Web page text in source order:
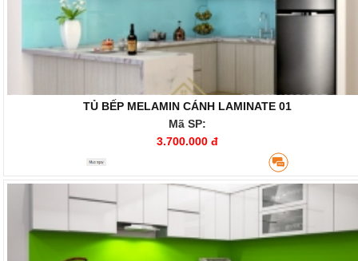
TỦ BẾP MELAMIN CÁNH LAMINATE 01
Mã SP:
3.700.000 đ